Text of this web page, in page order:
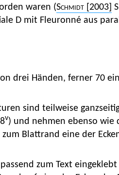
waren (Schmidt[2003]
D mit Fleuronné aus
drei Händen, ferner 70
sind teilweise
v) und nehmen ebenso wie
Blattrand eine der
zum Text eingeklebt